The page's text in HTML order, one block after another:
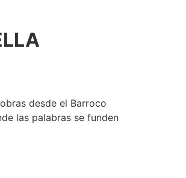
desde el Barroco
las palabras se funden